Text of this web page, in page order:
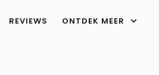
REVIEWS ONTDEK MEER